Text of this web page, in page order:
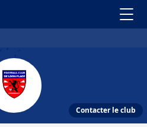
Contacter le club